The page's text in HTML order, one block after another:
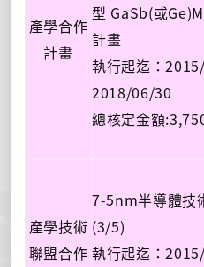
產學合作
計畫
型 GaSb(或
計畫
執行起迄：
2018/06/30
總核定金額:3
產學技術
聯盟合作
7-5nm半導體技
(3/5)
執行起迄：